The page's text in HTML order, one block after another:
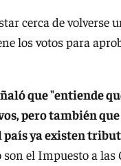
cerca de volverse
los votos para
que "entiende
pero también
país ya existen
son el Impuesto a